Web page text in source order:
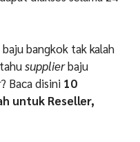
bangkok tak kalah
supplierbaju
? Baca disini 10
untuk Reseller,